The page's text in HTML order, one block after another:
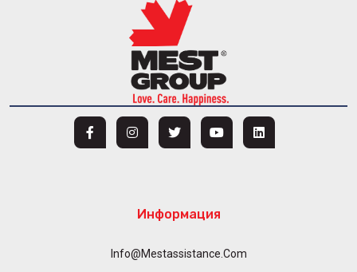
Информация
Info@mestassistance.com